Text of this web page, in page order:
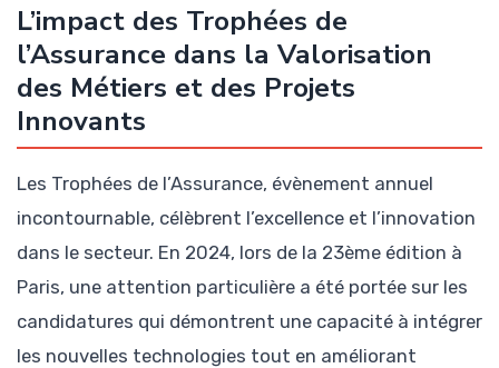
L’impact des Trophées de
l’Assurance dans la Valorisation
des Métiers et des Projets
Innovants
Les Trophées de l’Assurance, évènement annuel
incontournable, célèbrent l’excellence et l’innovation
dans le secteur. En 2024, lors de la 23ème édition à
Paris, une attention particulière a été portée sur les
candidatures qui démontrent une capacité à intégrer
les nouvelles technologies tout en améliorant